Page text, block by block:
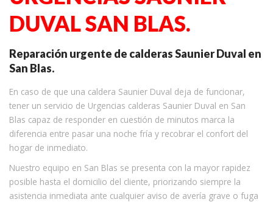
DUVAL SAN BLAS.
Reparación urgente de calderas Saunier Duval en
San Blas.
En caso de que una caldera Saunier Duval deja de funcionar,
tener un servicio de Urgencias calderas Saunier Duval en San
Blas capaz de responder en cuestión de minutos marca la
diferencia entre pasar una noche fría y recobrar el confort del
hogar de inmediato.
Nuestro equipo en San Blas se presenta con la mayor rapidez
posible hasta el domicilio del cliente, priorizando siempre la
asistencia inmediata ante cualquier aviso de avería grave o fuga